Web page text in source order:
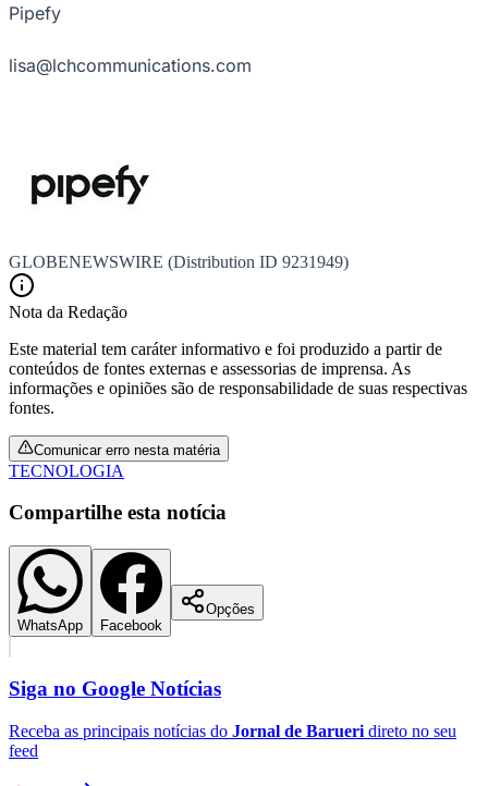
Pipefy
lisa@lchcommunications.com
GLOBENEWSWIRE (Distribution ID 9231949)
Nota da Redação
Este material tem caráter informativo e foi produzido a partir de
conteúdos de fontes externas e assessorias de imprensa. As
informações e opiniões são de responsabilidade de suas respectivas
fontes.
Comunicar erro nesta matéria
TECNOLOGIA
Compartilhe esta notícia
WhatsApp Facebook
Opções
Siga no Google Notícias
Receba as principais notícias do Jornal de Barueri direto no seu
feed